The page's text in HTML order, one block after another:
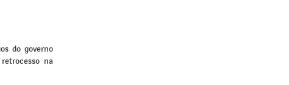
do governo
na